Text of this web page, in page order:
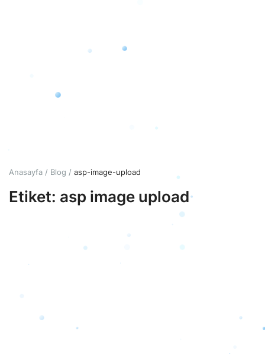
Türkçe TRY (₺)
Anasayfa Blog asp-image-upload
Etiket: asp image upload